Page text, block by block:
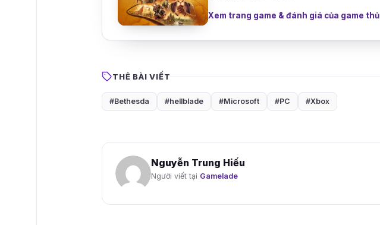
Xem trang game & đánh giá của game thủ
THẺ BÀI VIẾT
#Bethesda #hellblade #Microsoft #PC #Xbox
Nguyễn Trung Hiếu
Người viết tại Gamelade